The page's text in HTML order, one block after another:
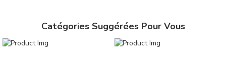
Catégories Suggérées Pour Vous